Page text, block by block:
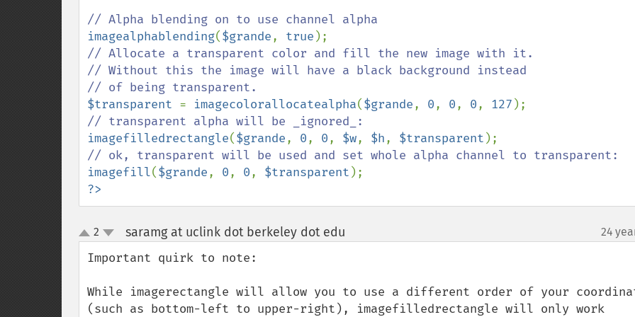
imagealphablending($grande, true
// Allocate a transparent color and fill the new image with it.
// Without this the image will have a black background instead
$transparent = imagecolorallocatealpha($grande, 0, 0, 0, 127
imagefilledrectangle($grande, 0, 0, $w, $h, $transparent
imagefill($grande, 0, 0, $transparent
?>
up
down
2 saramg at uclink dot berkeley dot edu 24
Important quirk to note:
While imagerectangle will allow you to use a different order of your
(such as bottom-left to upper-right), imagefilledrectangle will only work